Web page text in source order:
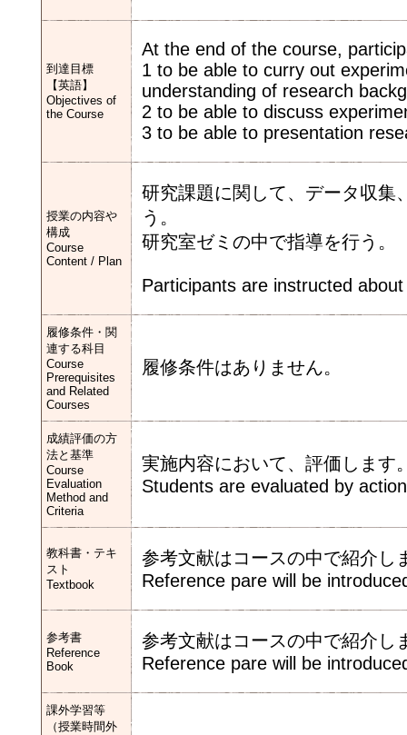
到達目標
【英語】
Objectives of
the Course
At the end of the course,
1 to be able to curry out
understanding of research
2 to be able to discuss
3 to be able to presentation
授業の内容や
構成
Course
Content / Plan
研究課題に関して、データ収集
う。
研究室ゼミの中で指導を行う。
Participants are instructed
履修条件・関
連する科目
Course
Prerequisites
and Related
Courses
履修条件はありません。
成績評価の方
法と基準
Course
Evaluation
Method and
Criteria
実施内容において、評価します
Students are evaluated by
教科書・テキ
スト
Textbook
参考文献はコースの中で紹介し
Reference pare will be
参考書
Reference
Book
参考文献はコースの中で紹介し
Reference pare will be
課外学習等
（授業時間外